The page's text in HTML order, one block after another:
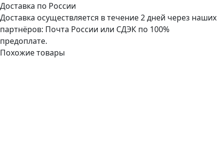
Доставка по России
Доставка осуществляется в течение 2 дней через наших
партнёров: Почта России или СДЭК по 100%
предоплате.
Похожие товары